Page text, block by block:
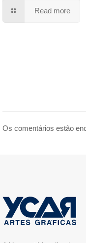
Read more
Os comentários estão